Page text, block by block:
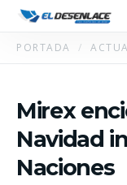
PORTADA
Mirex
Navidad
Naciones